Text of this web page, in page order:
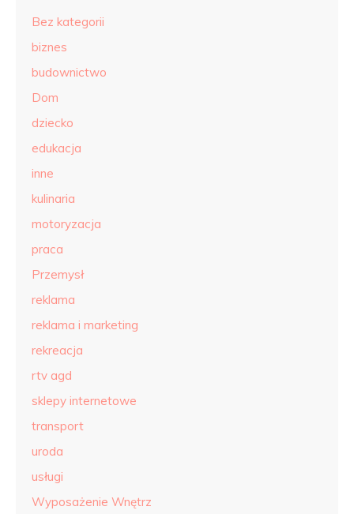
Bez kategorii
biznes
budownictwo
Dom
dziecko
edukacja
inne
kulinaria
motoryzacja
praca
Przemysł
reklama
reklama i marketing
rekreacja
rtv agd
sklepy internetowe
transport
uroda
usługi
Wyposażenie Wnętrz